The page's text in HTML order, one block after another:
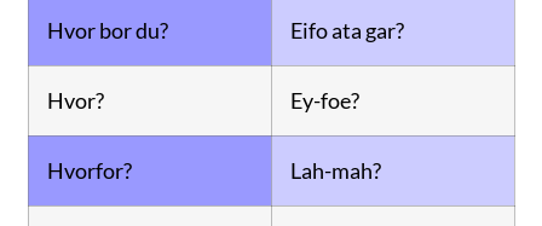
Hvor bor du? Eifo ata gar?
Hvor? Ey-foe?
Hvorfor? Lah-mah?